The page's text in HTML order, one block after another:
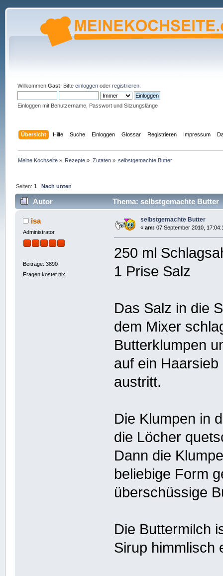
Willkommen Gast. Bitte einloggenoder registrieren.
Einloggen mit Benutzername, Passwort und Sitzungslänge
Übersicht Hilfe Suche Einloggen Glossar Registrieren Impressum
Meine Kochseite » Rezepte » Zutaten» selbstgemachte Butter
Seiten:1 Nach unten
Autor Thema: selbstgemachte Butter
isa
Administrator
Beiträge: 3890
Fragen kostet nix
selbstgemachte Butter
« am: 07 September 2010,
250 ml
1 Prise Salz
Das Salz in die
dem Mixer
Butterklumpen
auf ein
austritt.
Die Klumpen in
die Löcher
Dann die
beliebige Form
überschüssige
Die Buttermilch
Sirup himmlisch